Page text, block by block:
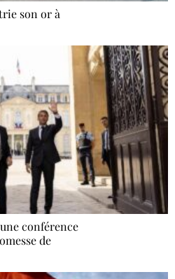
son or à
conférence
de